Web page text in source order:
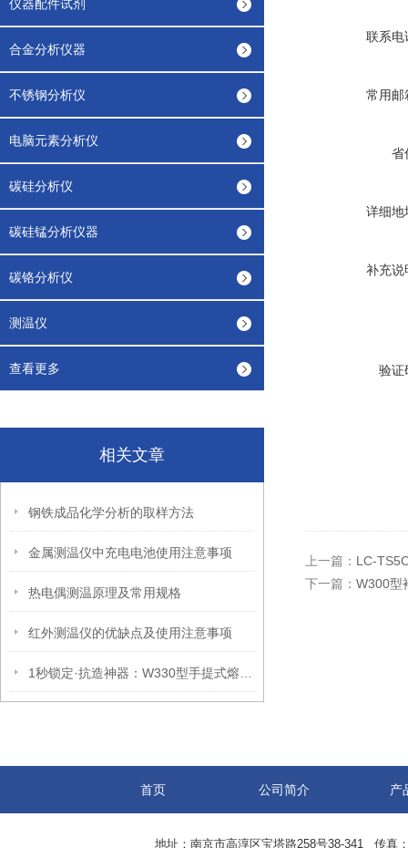
仪器配件试剂
合金分析仪器
不锈钢分析仪
电脑元素分析仪
碳硅分析仪
碳硅锰分析仪器
碳铬分析仪
测温仪
查看更多
相关文章
钢铁成品化学分析的取样方法
金属测温仪中充电电池使用注意事项
热电偶测温原理及常用规格
红外测温仪的优缺点及使用注意事项
联系电
常用邮
省
详细地
补充说
验证
上一篇： LC-
下一篇： W300型
首页 公司简介 产
地址：南京市高淳区宝塔路258号38-341 传真